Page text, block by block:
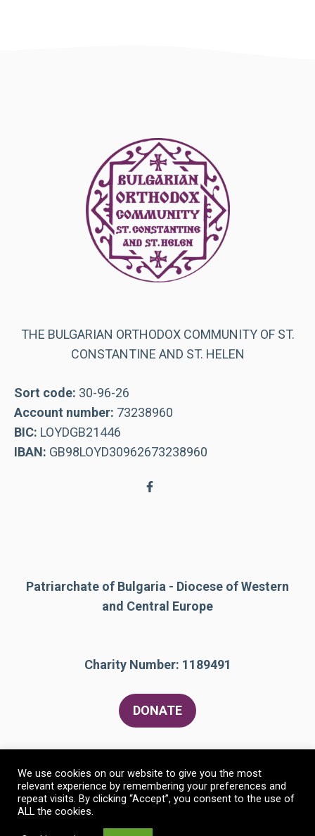
THE BULGARIAN ORTHODOX COMMUNITY OF ST.
CONSTANTINE AND ST. HELEN
Sort code: 30-96-26
Account number: 73238960
BIC: LOYDGB21446
IBAN: GB98LOYD30962673238960
Patriarchate of Bulgaria - Diocese of Western
and Central Europe
Charity Number: 1189491
DONATE
We use cookies on our website to give you the most
relevant experience by remembering your preferences and
repeat visits. By clicking “Accept”, you consent to the use of
ALL the cookies.